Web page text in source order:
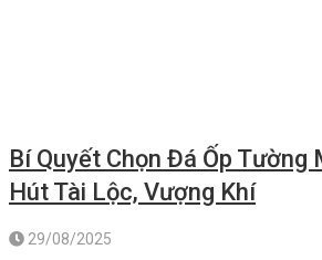
Bí Quyết Chọn Đá Ốp Tường
Hút Tài Lộc, Vượng Khí
29/08/2025